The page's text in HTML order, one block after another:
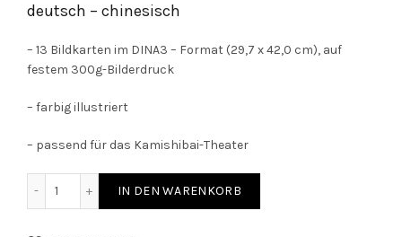
deutsch – chinesisch
– 13 Bildkarten im DINA3 – Format (29,7 x 42,0 cm), auf
festem 300g-Bilderdruck
– farbig illustriert
– passend für das Kamishibai-Theater
IN DEN WARENKORB